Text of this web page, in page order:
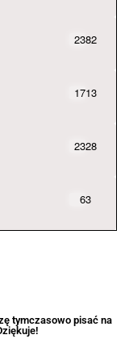
2382
1713
2328
63
tymczasowo pisać na